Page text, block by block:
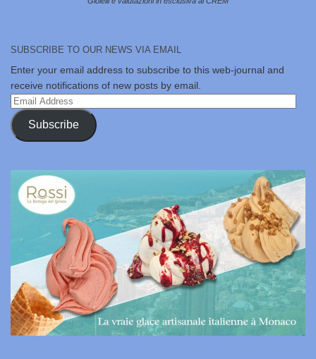
SUBSCRIBE TO OUR NEWS VIA EMAIL
Enter your email address to subscribe to this web-journal and
receive notifications of new posts by email.
Email
Address
Subscribe